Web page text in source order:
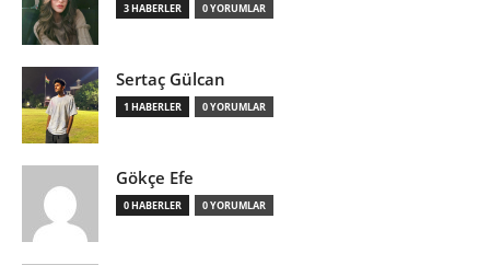
3 HABERLER 0 YORUMLAR
Sertaç Gülcan
1 HABERLER 0 YORUMLAR
Gökçe Efe
0 HABERLER 0 YORUMLAR